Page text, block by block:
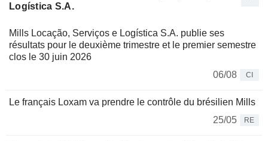
Logística S.A.
Mills Locação, Serviços e Logística S.A. publie ses
résultats pour le deuxième trimestre et le premier semestre
clos le 30 juin 2026
06/08
CI
Le français Loxam va prendre le contrôle du brésilien Mills
25/05
RE